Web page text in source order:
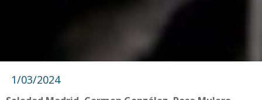
1/03/2024